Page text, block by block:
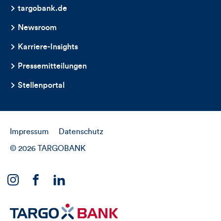
targobank.de
Newsroom
Karriere-Insights
Pressemitteilungen
Stellenportal
Impressum Datenschutz
© 2026 TARGOBANK
unseremunseremunserem